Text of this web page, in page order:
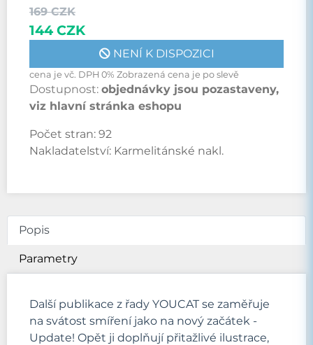
169 CZK
144 CZK
NENÍ K DISPOZICI
cena je vč. DPH 0% Zobrazená cena je po slevě
Dostupnost: objednávky jsou pozastaveny,
viz hlavní stránka eshopu
Počet stran: 92
Nakladatelství: Karmelitánské nakl.
Popis
Parametry
Další publikace z řady YOUCAT se zaměřuje
na svátost smíření jako na nový začátek -
Update! Opět ji doplňují přitažlivé ilustrace,